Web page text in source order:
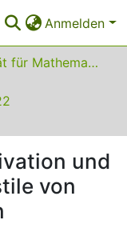
Anmelden
01 Fakultät für Mathematik
und
von